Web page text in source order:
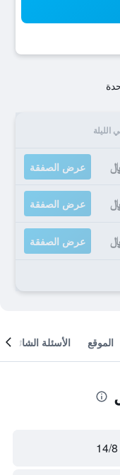
الليلة
عرض الصفقة
عرض الصفقة
عرض الصفقة
الموقع الأسئلة الشائعة